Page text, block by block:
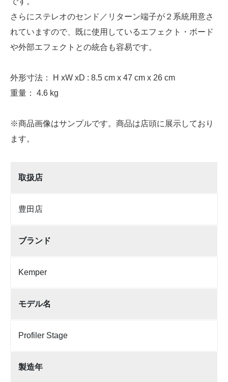
さらにステレオのセンド／リターン端子が２系統用意さ
れていますので、既に使用しているエフェクト・ボード
や外部エフェクトとの統合も容易です。
外形寸法： H xW xD : 8.5 cm x 47 cm x 26 cm
重量： 4.6 kg
※商品画像はサンプルです。商品は店頭に展示しており
ます。
取扱店
豊田店
ブランド
Kemper
モデル名
Profiler Stage
製造年